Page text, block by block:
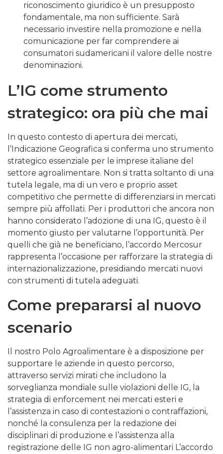
riconoscimento giuridico è un presupposto
fondamentale, ma non sufficiente. Sarà
necessario investire nella promozione e nella
comunicazione per far comprendere ai
consumatori sudamericani il valore delle nostre
denominazioni.
L’IG come strumento
strategico: ora più che mai
In questo contesto di apertura dei mercati,
l’Indicazione Geografica si conferma uno strumento
strategico essenziale per le imprese italiane del
settore agroalimentare. Non si tratta soltanto di una
tutela legale, ma di un vero e proprio asset
competitivo che permette di differenziarsi in mercati
sempre più affollati. Per i produttori che ancora non
hanno considerato l’adozione di una IG, questo è il
momento giusto per valutarne l’opportunità. Per
quelli che già ne beneficiano, l’accordo Mercosur
rappresenta l’occasione per rafforzare la strategia di
internazionalizzazione, presidiando mercati nuovi
con strumenti di tutela adeguati.
Come prepararsi al nuovo
scenario
Il nostro Polo Agroalimentare è a disposizione per
supportare le aziende in questo percorso,
attraverso servizi mirati che includono la
sorveglianza mondiale sulle violazioni delle IG, la
strategia di enforcement nei mercati esteri e
l’assistenza in caso di contestazioni o contraffazioni,
nonché la consulenza per la redazione dei
disciplinari di produzione e l’assistenza alla
registrazione delle IG non agro-alimentari L’accordo